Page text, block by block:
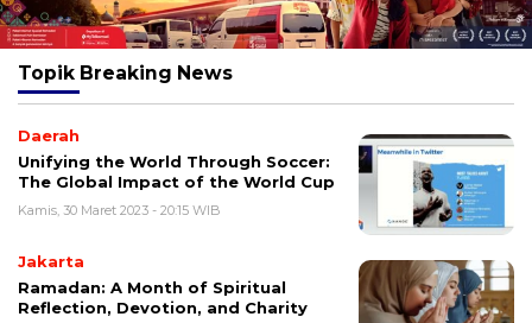
Topik Breaking News
Daerah
Unifying the World Through Soccer:
The Global Impact of the World Cup
Kamis, 30 Maret 2023 - 20:15 WIB
Jakarta
Ramadan: A Month of Spiritual
Reflection, Devotion, and Charity